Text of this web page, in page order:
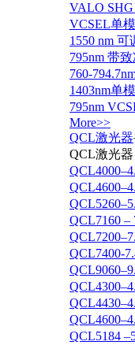
VALO
VCSEL单
1550 nm
795nm 带
760-
1403nm单
795nm
More>>
QCL激光器
QCL激光器
QCL7160
QCL7400-
QCL5184